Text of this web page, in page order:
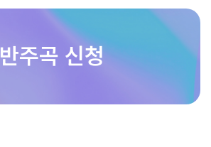
반주곡 신청